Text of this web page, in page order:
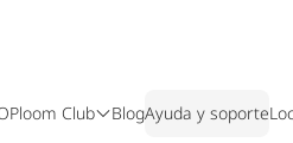
Ploom Club BlogAyuda y soporte